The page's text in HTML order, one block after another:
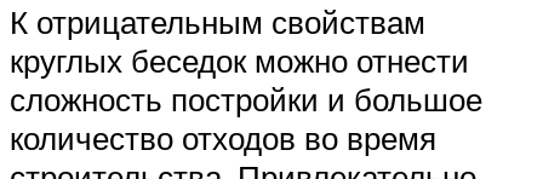
К отрицательным свойствам
круглых беседок можно отнести
сложность постройки и большое
количество отходов во время